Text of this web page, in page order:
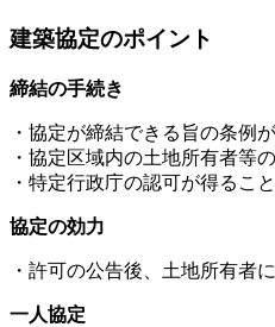
建築協定のポイント
締結の手続き
・協定が締結できる旨の条例
・協定区域内の土地所有者等の
・特定行政庁の認可が得ること
協定の効力
・許可の公告後、土地所有者
一人協定